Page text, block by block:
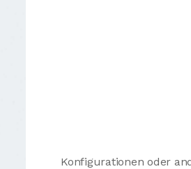
Konfigurationen oder